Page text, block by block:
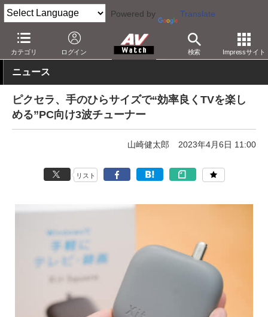
Powered by Translate
カテゴリ ログイン 検索 Impressサイト
AV Watch 製品 テレビチューナ/STB
ニュース
ピクセラ、手のひらサイズで“効率良くTVを楽し
める”PC向け3波チューナー
山崎健太郎 2023年4月6日 11:00
リスト